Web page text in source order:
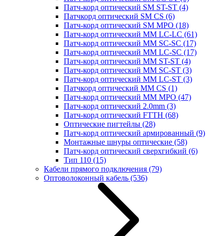
Патч-корд оптический SM ST-ST (4)
Патчкорд оптический SM CS (6)
Патч-корд оптический SM MPO (18)
Патч-корд оптический MM LC-LC (61)
Патч-корд оптический MM SC-SC (17)
Патч-корд оптический MM LC-SC (17)
Патч-корд оптический MM ST-ST (4)
Патч-корд оптический MM SC-ST (3)
Патч-корд оптический MM LC-ST (3)
Патчкорд оптический MM CS (1)
Патч-корд оптический MM MPO (47)
Патч-корд оптический 2.0mm (3)
Патч-корд оптический FTTH (68)
Оптические пигтейлы (28)
Патч-корд оптический армированный (9)
Монтажные шнуры оптические (58)
Патч-корд оптический сверхгибкий (6)
Тип 110 (15)
Кабели прямого подключения (79)
Оптоволоконный кабель (536)